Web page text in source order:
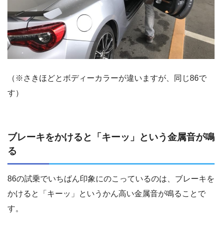
（※さきほどとボディーカラーが違いますが、同じ86で
す）
ブレーキをかけると「キーッ」という金属音が鳴
る
86の試乗でいちばん印象にのこっているのは、ブレーキを
かけると「キーッ」というかん高い金属音が鳴ることで
す。